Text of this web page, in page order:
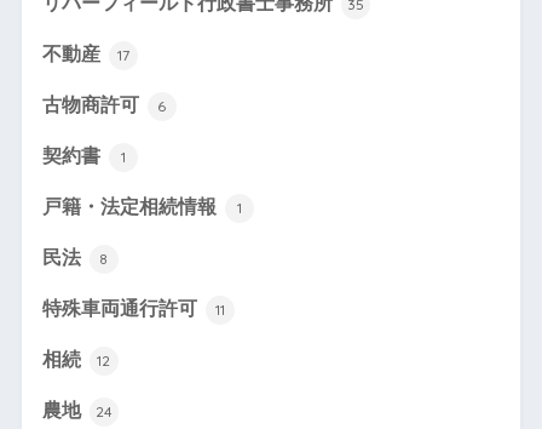
35
不動産 17
古物商許可 6
契約書 1
戸籍・法定相続情報 1
民法 8
特殊車両通行許可 11
相続 12
農地 24